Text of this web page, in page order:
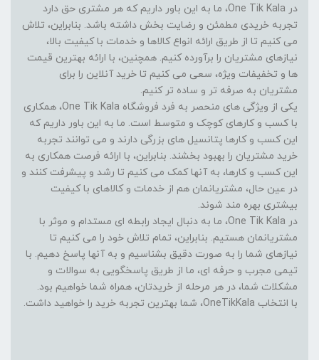
در One Tik Kala، ما به این باور داریم که هر مشتری حق دارد
تجربه خریدی مطمئن و رضایت بخش داشته باشد. بنابراین، تلاش
می کنیم تا از طریق ارائه انواع کالاها و خدمات با کیفیت بالا،
نیازهای مشتریان را برآورده کنیم. همچنین، با ارائه بهترین قیمت
ها و تخفیفات ویژه، سعی می کنیم تا خرید آنلاین را برای
مشتریان به صرفه تر و ساده تر کنیم.
یکی از ویژگی های منحصر به فرد فروشگاه One Tik Kala، همکاری
با کسب و کارهای کوچک و متوسط است. ما به این باور داریم که
این کسب و کارها پتانسیل های بزرگی دارند و می توانند تجربه
خرید مشتریان را بهبود بخشند. بنابراین، با ارائه فرصت همکاری به
این کسب و کارها، به آنها کمک می کنیم تا رشد و پیشرفت کنند و
در عین حال، مشتریانمان هم از خدمات و کالاهای با کیفیت
بیشتری بهره مند شوند.
در One Tik Kala، ما به دنبال ایجاد رابطه ای مستدام و موثر با
مشتریانمان هستیم. بنابراین، تمام تلاش خود را می کنیم تا
نیازهای شما را به صورت دقیق بشناسیم و به آنها پاسخ دهیم. با
تیمی مجرب و حرفه ای، ما از طریق پاسخگویی به سوالات و
مشکلات شما، در هر مرحله از خریدتان، همراه شما خواهیم بود.
با انتخاب OneTikKala، شما بهترین تجربه خرید را خواهید داشت.